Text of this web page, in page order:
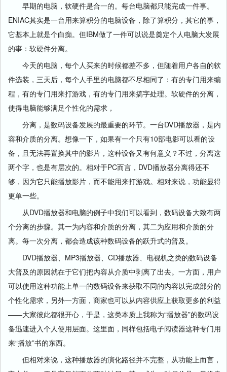
早期的电脑，软硬件是合一的。每台电脑都只能完成一件事。
ENIAC其实是一台用来算积分的电脑设备，除了算积分，其它的事，
它基本上就是个白痴。但IBM做了一件可以说是奠定个人电脑大发展
的事：软硬件分离。
今天的电脑，每个人买来的时候都差不多，但随着用户各自的软
件选装，三天后，每个人手里的电脑都不尽相同了：有的专门用来编
程，有的专门用来打游戏，有的专门用来搞字处理。软硬件的分离，
使得电脑能够满足个性化的需求，
分离，是数码设备发展的最重要的环节。一台DVD播放器，是内
容和介质的分离。想像一下，如果有一个只有10部电影可以看的设
备，且无法再置换其中的影片，这种设备又有何意义？不过，分离这
两个字，也是有层次的。相对于PC而言，DVD播放器分离得还不
够，因为它只能播放影片，而不能用来打游戏。相对来说，功能显得
更单一些。
从DVD播放器和电脑的例子中我们可以看到，数码设备大致有两
个分离的步骤。其一为内容和介质的分离，其二为应用和介质的分
离。每一次分离，都会造成该种数码设备的跃升式的普及。
DVD播放器、MP3播放器、CD播放器、电视机之类的数码设备
大普及的原因就在于它们把内容从介质中剥离了出去。一方面，用户
可以使用这种功能上单一的数码设备来获取不同的内容以完成部分的
个性化需求，另外一方面，商家也可以从内容供应上获取更多的利益
——大家彼此都很开心，于是，这类本质上我称为“播放器”的数码设
备迅速进入个人使用层面。这里面，同样包括电子阅读器这种专门用
来“播放”书的东西。
但相对来说，这种播放器的演化路径并不完整，从功能上而言，